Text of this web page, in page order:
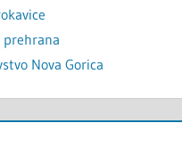
prehrana
Nova Gorica